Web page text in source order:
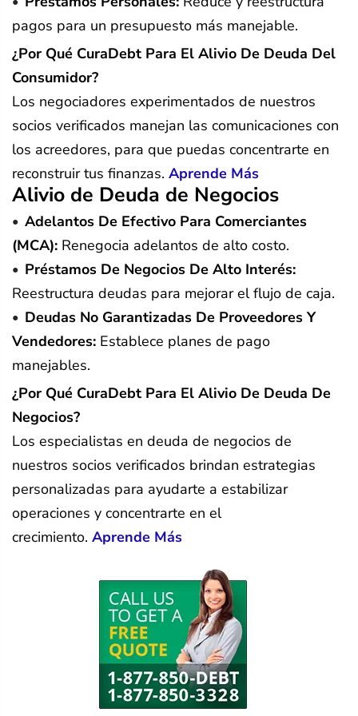
pagos para un presupuesto más manejable.
¿Por Qué CuraDebt Para El Alivio De Deuda Del
Consumidor?
Los negociadores experimentados de nuestros
socios verificados manejan las comunicaciones con
los acreedores, para que puedas concentrarte en
reconstruir tus finanzas. Aprende Más
Alivio de Deuda de Negocios
Adelantos De Efectivo Para Comerciantes
(MCA): Renegocia adelantos de alto costo.
Préstamos De Negocios De Alto Interés:
Reestructura deudas para mejorar el flujo de caja.
Deudas No Garantizadas De Proveedores Y
Vendedores: Establece planes de pago
manejables.
¿Por Qué CuraDebt Para El Alivio De Deuda De
Negocios?
Los especialistas en deuda de negocios de
nuestros socios verificados brindan estrategias
personalizadas para ayudarte a estabilizar
operaciones y concentrarte en el
crecimiento. Aprende Más